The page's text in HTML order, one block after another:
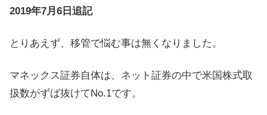
2019年7月6日追記
とりあえず、移管で悩む事は無くなりました。
マネックス証券自体は、ネット証券の中で米国株式取
扱数がずば抜けてNo.1です。